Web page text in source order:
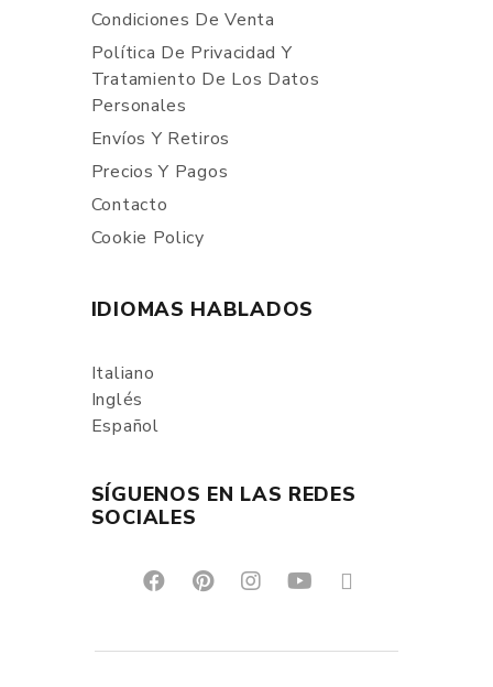
Condiciones De Venta
Política De Privacidad Y
Tratamiento De Los Datos
Personales
Envíos Y Retiros
Precios Y Pagos
Contacto
Cookie Policy
IDIOMAS HABLADOS
Italiano
Inglés
Español
SÍGUENOS EN LAS REDES
SOCIALES